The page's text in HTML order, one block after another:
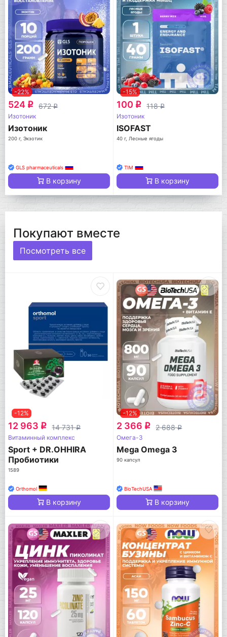
-22%
524 q 672q
Изотоник
Изотоник
200 г, Экзотик
GLS pharmaceuticals
В корзину
-15%
100 q 118q
Изотоник
ISOFAST
40 г, Лесные ягоды
TIM
В корзину
Покупают вместе
Посмотреть все
-12%
12 963 q 14 731q
Витаминный комплекс
Sport + DR.OHHIRA
Пробиотики
1589
Orthomol
В корзину
-12%
2 366 q 2 688q
Омега-3
Mega Omega 3
90 капсул
BioTechUSA
В корзину